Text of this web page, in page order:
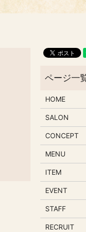
HOME
SALON
CONCEPT
MENU
ITEM
EVENT
STAFF
RECRUIT